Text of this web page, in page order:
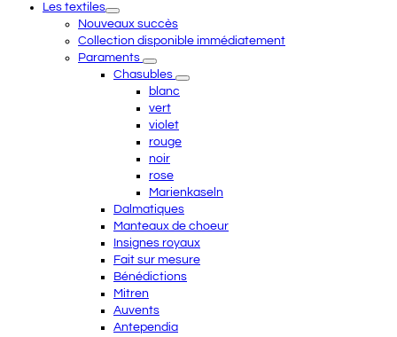
menuLes textiles
Nouveaux succès
Collection disponible immédiatement
Paraments
Chasubles
blanc
vert
violet
rouge
noir
rose
Marienkaseln
Dalmatiques
Manteaux de choeur
Insignes royaux
Fait sur mesure
Bénédictions
Mitren
Auvents
Antependia